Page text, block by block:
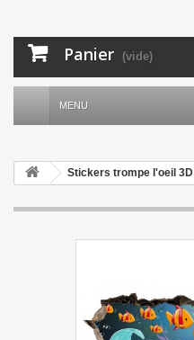
Panier (vide)
MENU
Stickers trompe l'oeil 3D